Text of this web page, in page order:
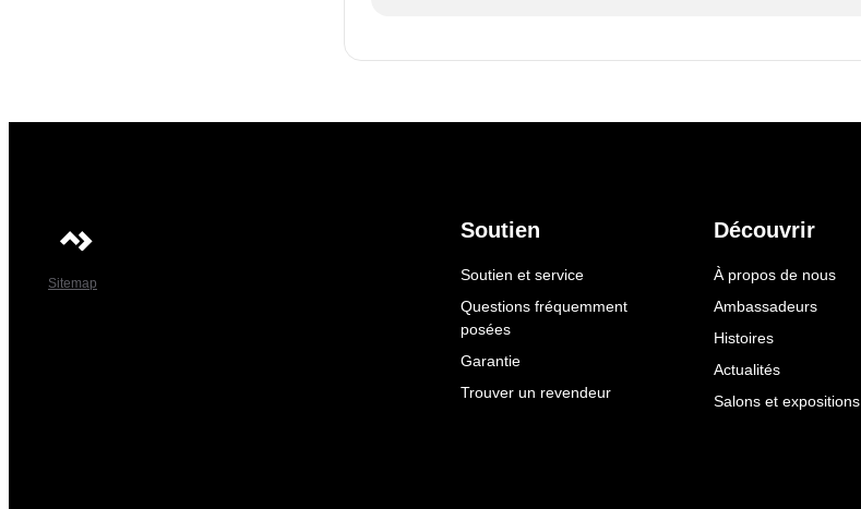
Sitemap
Soutien
Soutien et service
Questions fréquemment
posées
Garantie
Trouver un revendeur
Découvrir
À propos de nous
Ambassadeurs
Histoires
Actualités
Salons et expositions